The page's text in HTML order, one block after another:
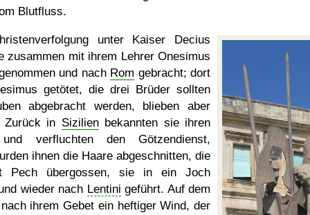
Blutfluss.
unter Kaiser Decius
zusammen mit ihrem Lehrer Onesimus
und nach Rom gebracht; dort
getötet, die drei Brüder sollten
abgebracht werden, blieben aber
Zurück in Sizilienbekannten sie ihren
verfluchten den Götzendienst,
ihnen die Haare abgeschnitten, die
Pech übergossen, sie in ein Joch
wieder nach Lentini geführt. Auf dem
ihrem Gebet ein heftiger Wind, der